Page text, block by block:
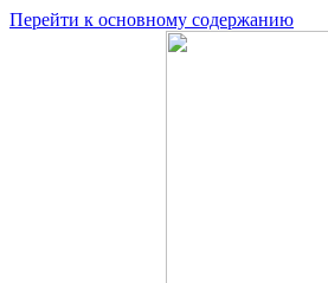
Перейти к основному содержанию